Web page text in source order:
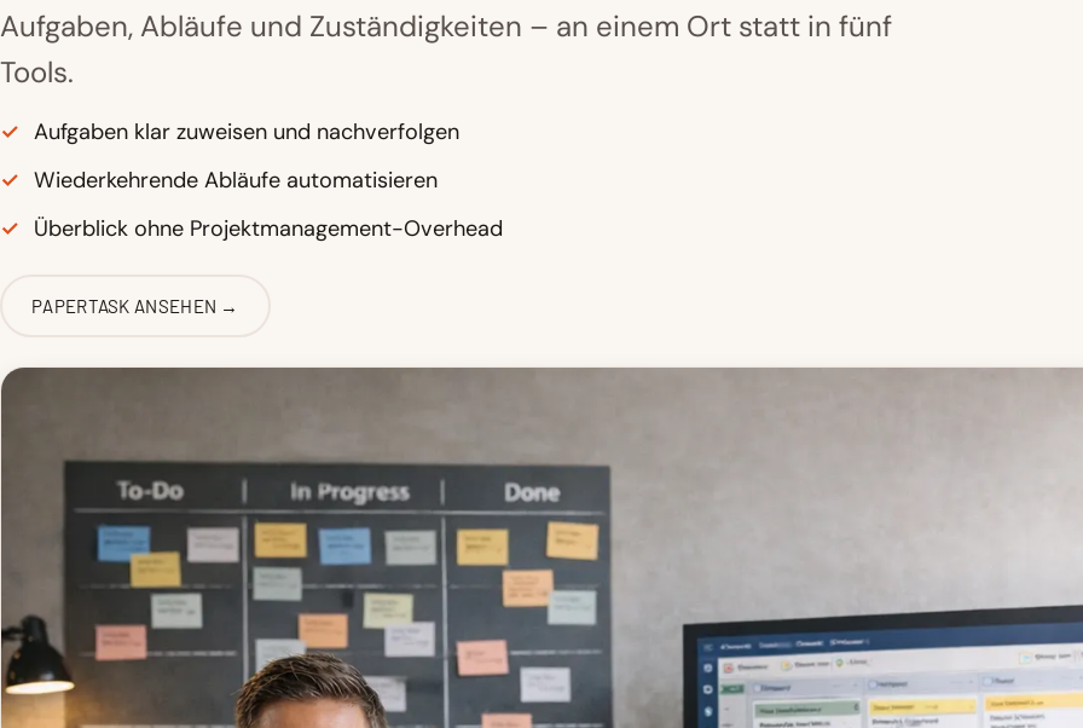
Aufgaben, Abläufe und Zuständigkeiten – an einem Ort statt in fünf
Tools.
✓ Aufgaben klar zuweisen und nachverfolgen
✓ Wiederkehrende Abläufe automatisieren
✓ Überblick ohne Projektmanagement-Overhead
PAPERTASK ANSEHEN →